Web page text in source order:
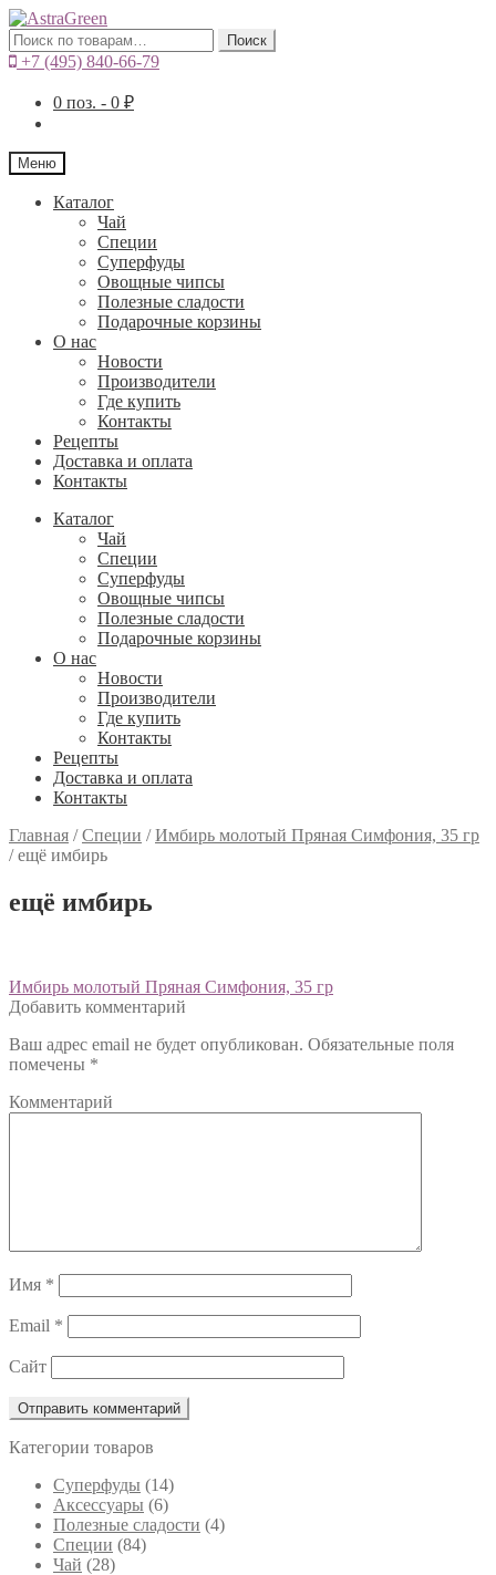
Искать: Поиск
+7 (495) 840-66-79
0 поз. - 0 ₽
Меню
Каталог
Чай
Специи
Cуперфуды
Овощные чипсы
Полезные сладости
Подарочные корзины
О нас
Новости
Производители
Где купить
Контакты
Рецепты
Доставка и оплата
Контакты
Каталог
Чай
Специи
Cуперфуды
Овощные чипсы
Полезные сладости
Подарочные корзины
О нас
Новости
Производители
Где купить
Контакты
Рецепты
Доставка и оплата
Контакты
Главная /Специи /Имбирь молотый Пряная Симфония, 35 гр
/ещё имбирь
ещё имбирь
Навигация
по
записям
Предыдущий:
Имбирь молотый Пряная Симфония, 35 гр
Добавить комментарий
Ваш адрес email не будет опубликован. Обязательные поля
помечены *
Комментарий
Имя *
Email *
Сайт
Категории товаров
Cуперфуды (14)
Аксессуары (6)
Полезные сладости (4)
Специи (84)
Чай (28)